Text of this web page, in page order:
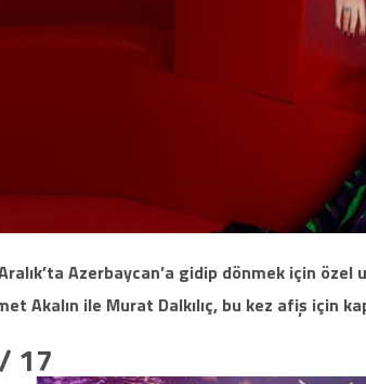
Azerbaycan’a gidip dönmek için
Akalın ile Murat Dalkılıç, bu kez afiş için
17